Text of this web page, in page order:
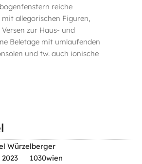
reiche
allegorischen Figuren,
zur Haus- und
Beletage mit umlaufenden
und tw. auch ionische
Würzelberger
1030wien